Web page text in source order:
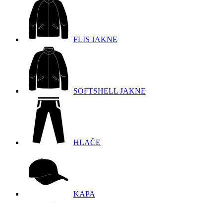
FLIS JAKNE
SOFTSHELL JAKNE
HLAČE
KAPA